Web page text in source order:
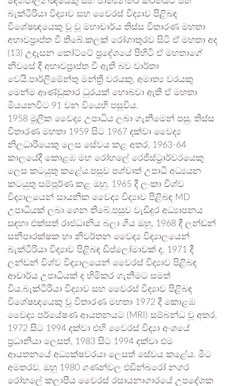
බැක්ටීරියා විද්‍යාව සහ වෛරස් විද්‍යාව පිළිබඳ
විශේෂඥයෙකු වූ වූ මහාචාර්ය තිස්ස විතාරණ මහතා
අභාවප්‍රාප්ත වී තිබේ.කලක් රෝගාතුරව සිටි ඒ මහතා අද
(13) උදෑසන කෝට්ටේ ප්‍රදේශයේ පිහිටි ඒ මහතාගේ
නිවසේ දී අභාවප්‍රාප්ත වී ඇති බව වාර්තා
වෙයි.පාර්ලිමේන්තු මන්ත්‍රී වරයකු, අමාත්‍ය වරයකු
මෙන්ම ආණ්ඩුකාර ධුරයක් හොබවා ඇති ඒ මහතා
මියයනවිට 91 වන වියෙහි පසුවිය.
1958 මූලික වෛද්‍ය උපාධිය ලබා ගැනීමෙන් පසු, තිස්ස
විතාරණ මහතා 1959 සිට 1967 දක්වා වෛද්‍ය
නිලධාරියෙකු ලෙස සේවය කළ අතර, 1963-64
කාලයේදී කොළඹ මහ රෝහලේ රෙජිස්ට්‍රාර්වරයෙකු
ලෙස කටයුතු කළේය.පසුව පශ්චාත් උපාධි අධ්‍යයන
කටයුතු සම්පූර්ණ කළ ඔහු, 1965 දී ලංකා විශ්ව
විද්‍යාලයෙන් සායනික වෛද්‍ය විද්‍යාව පිළිබඳ MD
උපාධියක් ලබා ගෙන තිබේ.පසුව වැඩිදුර අධ්‍යාපනය
සඳහා එක්සත් රාජධානිය බලා ගිය ඔහු, 1968 දී ලන්ඩන්
සනීපාරක්ෂක හා නිවර්තන වෛද්‍ය විද්‍යාලයෙන්
බැක්ටීරියා විද්‍යාව පිළිබඳ ඩිප්ලෝමාවක් ද, 1971 දී
ලන්ඩන් විශ්ව විද්‍යාලයෙන් වෛරස් විද්‍යාව පිළිබඳ
ආචාර්ය උපාධියක් ද හිමිකර ගැනීමට සමත්
විය.බැක්ටීරියා විද්‍යාව සහ වෛරස් විද්‍යාව පිළිබඳ
විශේෂඥයෙකු වූ විතාරණ මහතා 1972 දී කොළඹ
වෛද්‍ය පර්යේෂණ ආයතනයට (MRI) සම්බන්ධ වූ අතර,
1972 සිට 1994 දක්වා එහි වෛරස් විද්‍යා අංශයේ
ප්‍රධානියා ලෙසත්, 1983 සිට 1994 දක්වා එම
ආයතනයේ අධ්‍යක්ෂවරයා ලෙසත් සේවය කළේය. මීට
අමතරව, ඔහු 1980 ගණන්වල එඩින්බරෝ නගර
රෝහලේ කලාපීය වෛරස් රසායනාගාරයේ උපදේශක